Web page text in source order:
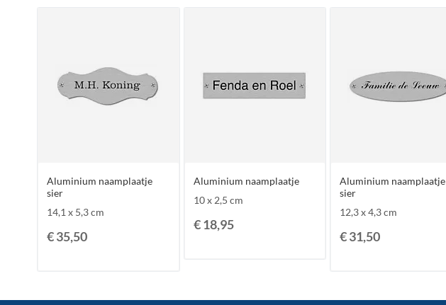
Aluminium naamplaatje
sier
14,1 x 5,3 cm
€ 35,50
Aluminium naamplaatje
10 x 2,5 cm
€ 18,95
Aluminium naamplaatje
sier
12,3 x 4,3 cm
€ 31,50